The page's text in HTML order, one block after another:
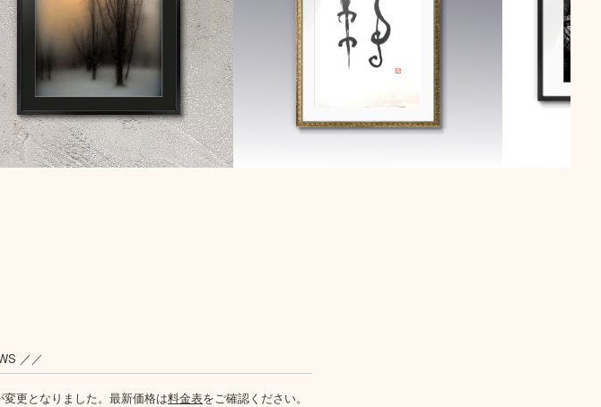
／／
更となりました。最新価格は料金表をご確認ください。